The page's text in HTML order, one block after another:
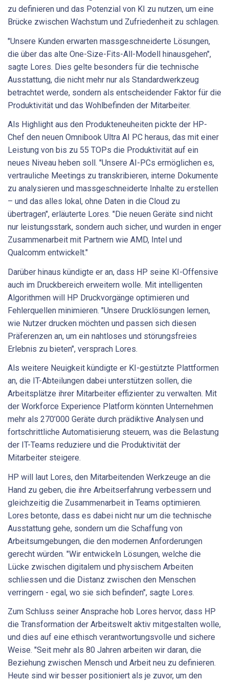
zu definieren und das Potenzial von KI zu nutzen, um eine
Brücke zwischen Wachstum und Zufriedenheit zu schlagen.
"Unsere Kunden erwarten massgeschneiderte Lösungen,
die über das alte One-Size-Fits-All-Modell hinausgehen",
sagte Lores. Dies gelte besonders für die technische
Ausstattung, die nicht mehr nur als Standardwerkzeug
betrachtet werde, sondern als entscheidender Faktor für die
Produktivität und das Wohlbefinden der Mitarbeiter.
Als Highlight aus den Produkteneuheiten pickte der HP-
Chef den neuen Omnibook Ultra AI PC heraus, das mit einer
Leistung von bis zu 55 TOPs die Produktivität auf ein
neues Niveau heben soll. "Unsere AI-PCs ermöglichen es,
vertrauliche Meetings zu transkribieren, interne Dokumente
zu analysieren und massgeschneiderte Inhalte zu erstellen
– und das alles lokal, ohne Daten in die Cloud zu
übertragen", erläuterte Lores. "Die neuen Geräte sind nicht
nur leistungsstark, sondern auch sicher, und wurden in enger
Zusammenarbeit mit Partnern wie AMD, Intel und
Qualcomm entwickelt."
Darüber hinaus kündigte er an, dass HP seine KI-Offensive
auch im Druckbereich erweitern wolle. Mit intelligenten
Algorithmen will HP Druckvorgänge optimieren und
Fehlerquellen minimieren. "Unsere Drucklösungen lernen,
wie Nutzer drucken möchten und passen sich diesen
Präferenzen an, um ein nahtloses und störungsfreies
Erlebnis zu bieten", versprach Lores.
Als weitere Neuigkeit kündigte er KI-gestützte Plattformen
an, die IT-Abteilungen dabei unterstützen sollen, die
Arbeitsplätze ihrer Mitarbeiter effizienter zu verwalten. Mit
der Workforce Experience Platform könnten Unternehmen
mehr als 270’000 Geräte durch prädiktive Analysen und
fortschrittliche Automatisierung steuern, was die Belastung
der IT-Teams reduziere und die Produktivität der
Mitarbeiter steigere.
HP will laut Lores, den Mitarbeitenden Werkzeuge an die
Hand zu geben, die ihre Arbeitserfahrung verbessern und
gleichzeitig die Zusammenarbeit in Teams optimieren.
Lores betonte, dass es dabei nicht nur um die technische
Ausstattung gehe, sondern um die Schaffung von
Arbeitsumgebungen, die den modernen Anforderungen
gerecht würden. "Wir entwickeln Lösungen, welche die
Lücke zwischen digitalem und physischem Arbeiten
schliessen und die Distanz zwischen den Menschen
verringern - egal, wo sie sich befinden", sagte Lores.
Zum Schluss seiner Ansprache hob Lores hervor, dass HP
die Transformation der Arbeitswelt aktiv mitgestalten wolle,
und dies auf eine ethisch verantwortungsvolle und sichere
Weise. "Seit mehr als 80 Jahren arbeiten wir daran, die
Beziehung zwischen Mensch und Arbeit neu zu definieren.
Heute sind wir besser positioniert als je zuvor, um den